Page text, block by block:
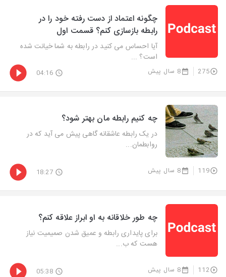
چگونه اعتماد از دست رفته خود را در
رابطه بازسازی کنم؟ قسمت اول
آیا احساس می کنید در رابطه به شما خیانت شده
است؟ ...
275 8 سال پیش 04:16
چه کنیم رابطه مان بهتر شود؟
در یک رابطه عاشقانه گاهی پیش می آید که در
روابطمان...
119 8 سال پیش 18:27
چه طور خلاقانه به او ابراز علاقه کنم؟
برای پایداری رابطه و عمیق شدن صمیمیت نیاز
هست که ب...
112 8 سال پیش 05:38